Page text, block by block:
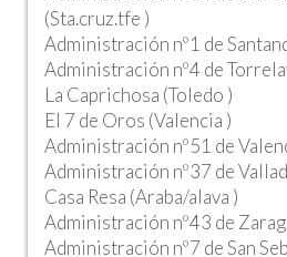
(Sta.cruz.tfe )
Administración nº1 de
Administración nº4 de
La Caprichosa (Toledo )
El 7 de Oros (Valencia )
Administración nº51 de
Administración nº37 de
Casa Resa (Araba/alava )
Administración nº43 de
Administración nº7 de San